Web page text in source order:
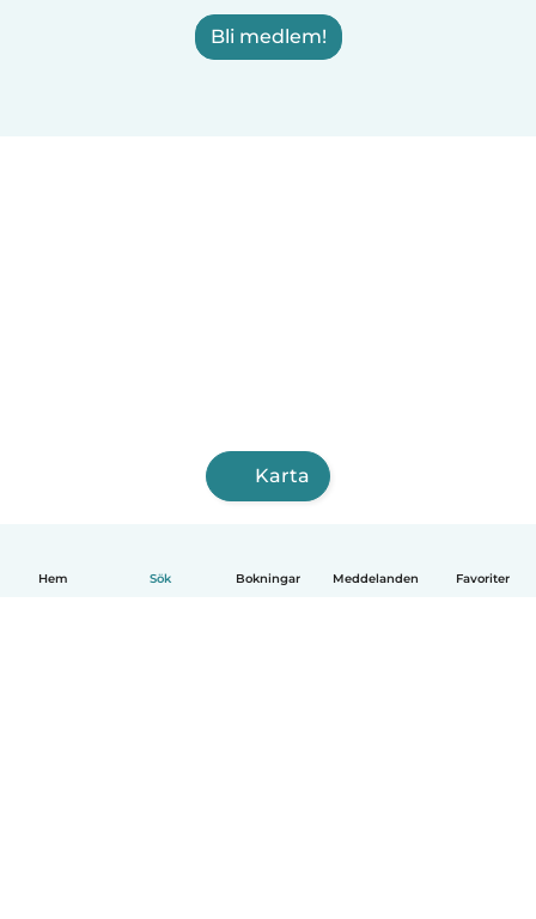
Hem Sök Bokningar Meddelanden Favoriter
Bli medlem!
Karta